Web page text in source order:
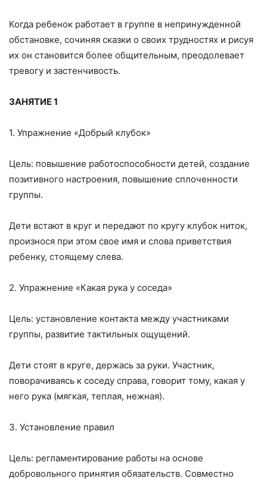
Когда ребенок работает в группе в непринужденной
обстановке, сочиняя сказки о своих трудностях и рисуя
их он становится более общительным, преодолевает
тревогу и застенчивость.
ЗАНЯТИЕ 1
1. Упражнение «Добрый клубок»
Цель: повышение работоспособности детей, создание
позитивного настроения, повышение сплоченности
группы.
Дети встают в круг и передают по кругу клубок ниток,
произнося при этом свое имя и слова приветствия
ребенку, стоящему слева.
2. Упражнение «Какая рука у соседа»
Цель: установление контакта между участниками
группы, развитие тактильных ощущений.
Дети стоят в круге, держась за руки. Участник,
поворачиваясь к соседу справа, говорит тому, какая у
него рука (мягкая, теплая, нежная).
3. Установление правил
Цель: регламентирование работы на основе
добровольного принятия обязательств. Совместно